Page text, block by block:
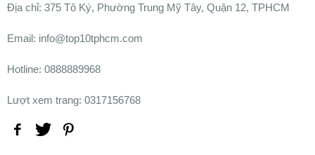
Ðịa chỉ: 375 Tô Ký, Phường Trung Mỹ Tây, Quận 12, TPHCM
Email: info@top10tphcm.com
Hotline: 0888889968
Lượt xem trang: 0317156768